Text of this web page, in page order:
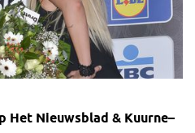
Het Nieuwsblad & Kuurne–